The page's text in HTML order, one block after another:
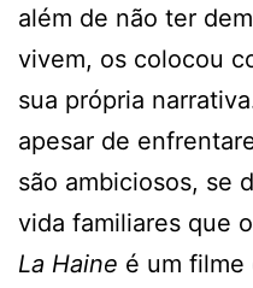
além de não ter
vivem, os colocou
sua própria
apesar de
são ambiciosos, se
vida familiares que
La Haine é um filme